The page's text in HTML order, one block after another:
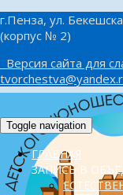
г.Пенза, ул.
(корпус № 2)
Версия сайта для
Toggle navigation
ГЛАВНАЯ
ЗАПИСЬ В